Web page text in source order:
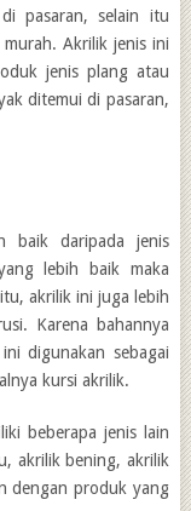
pasaran, selain itu
Akrilik jenis ini
jenis plang atau
ditemui di pasaran,
baik daripada jenis
lebih baik maka
akrilik ini juga lebih
Karena bahannya
digunakan sebagai
kursi akrilik.
beberapa jenis lain
akrilik bening, akrilik
dengan produk yang